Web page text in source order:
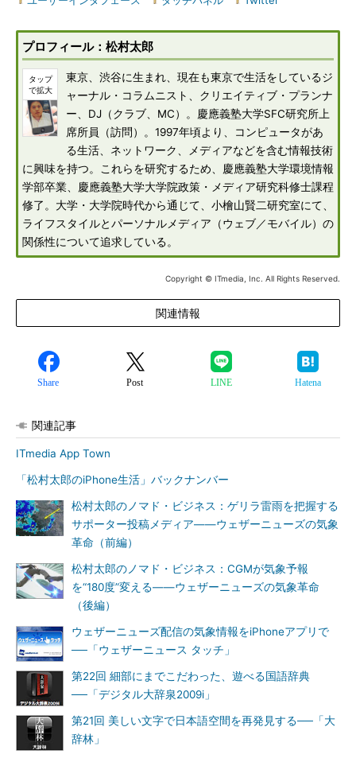
プロフィール：松村太郎
東京、渋谷に生まれ、現在も東京で生活をしているジ
ャーナル・コラムニスト、クリエイティブ・プランナ
ー、DJ（クラブ、MC）。慶應義塾大学SFC研究所上
席所員（訪問）。1997年頃より、コンピュータがあ
る生活、ネットワーク、メディアなどを含む情報技術
に興味を持つ。これらを研究するため、慶應義塾大学環境情報
学部卒業、慶應義塾大学大学院政策・メディア研究科修士課程
修了。大学・大学院時代から通じて、小檜山賢二研究室にて、
ライフスタイルとパーソナルメディア（ウェブ／モバイル）の
関係性について追求している。
Copyright © ITmedia, Inc. All Rights Reserved.
関連情報
Share Post LINE Hatena
関連記事
ITmedia App Town
「松村太郎のiPhone生活」バックナンバー
松村太郎のノマド・ビジネス：ゲリラ雷雨を把握する
サポーター投稿メディア――ウェザーニューズの気象
革命（前編）
松村太郎のノマド・ビジネス：CGMが気象予報
を“180度”変える――ウェザーニューズの気象革命
（後編）
ウェザーニューズ配信の気象情報をiPhoneアプリで
──「ウェザーニュース タッチ」
第22回 細部にまでこだわった、遊べる国語辞典
──「デジタル大辞泉2009i」
第21回 美しい文字で日本語空間を再発見する──「大
辞林」